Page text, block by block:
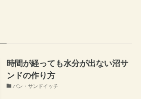
時間が経っても水分が出ない沼サ
ンドの作り方
パン・サンドイッチ